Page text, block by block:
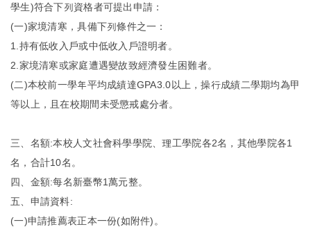
學生)符合下列資格者可提出申請：
(一)家境清寒，具備下列條件之一：
1.持有低收入戶或中低收入戶證明者。
2.家境清寒或家庭遭遇變故致經濟發生困難者。
(二)本校前一學年平均成績達GPA3.0以上，操行成績二學期均為甲
等以上，且在校期間未受懲戒處分者。
三、名額:本校人文社會科學學院、理工學院各2名，其他學院各1
名，合計10名。
四、金額:每名新臺幣1萬元整。
五、申請資料:
(一)申請推薦表正本一份(如附件)。